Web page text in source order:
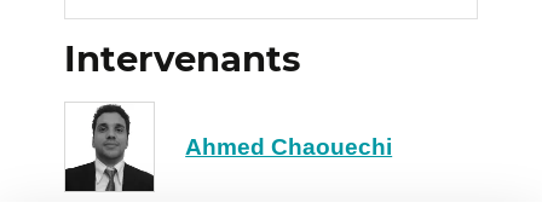
4 Effectuer ses requêtes avec JPQL
Le langage JPQL
Associations et jointures
Préparation des requêtes
Intervenants
Ahmed Chaouechi